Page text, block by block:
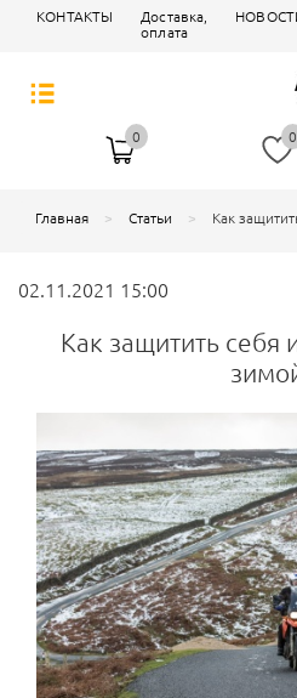
КОНТАКТЫ
Доставка,
оплата
0 0
Главная Статьи Как
02.11.2021 15:00
Как защитить себя